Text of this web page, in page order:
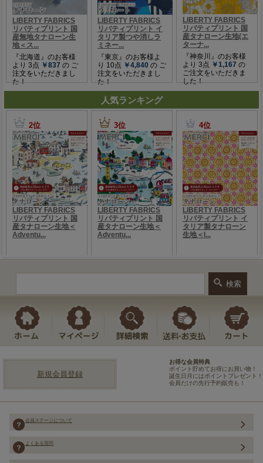
人気ランキング
新規会員登録
お得な会員特典
ポイント貯めてお得にお買い物！
誕生日月にはポイントプレゼント！
会員だけの先行予約販売も！
会員ステージについて
よくある質問